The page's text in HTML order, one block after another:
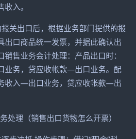
入。
关出口后，根据业务部门提供的报
出口商品统一发票，并据此确认出
售业务会计处理：产品出口时：
业务，贷应收帐款—出口业务。配
收入—出口业务，贷应收帐款—出